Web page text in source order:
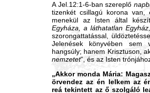
A Jel.12:1-6-ban szereplő
tizenkét csillagú korona
menekül az Isten által
Egyháza, a láthatatlan
szorongattatással,
Jelenések könyvében sem
hangsúly; hanem Krisztuson,
nemzetet”, és az Isten
„Akkor monda Mária:
örvendez az én lelkem az
reá tekintett az ő szolgáló